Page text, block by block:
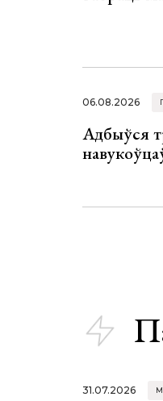
06.08.2026
Адбыўся
31.07.2026